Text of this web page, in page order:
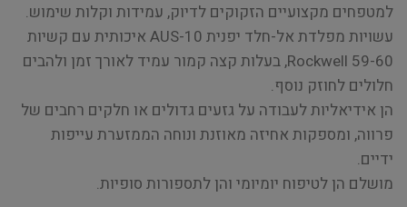
למטפחים מקצועיים הזקוקים לדיוק, עמידות וקלות שימוש.
עשויות מפלדת אל-חלד יפנית AUS-10 איכותית עם קשיות
Rockwell 59-60, בעלות קצה קמור עמיד לאורך זמן ולהבים
חלולים לחוזק נוסף.
הן אידיאליות לעבודה על גזעים גדולים או חלקים רחבים של
פרווה, ומספקות אחיזה מאוזנת ונוחה הממזערת עייפות
ידיים.
מושלם הן לטיפוח יומיומי והן לתספורות סופיות.